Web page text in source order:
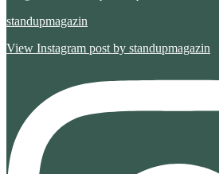
standupmagazin
View Instagram post by standupmagazin